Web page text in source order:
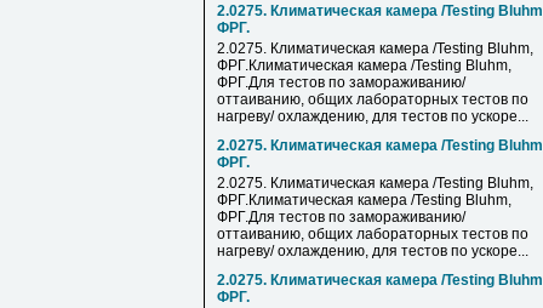
2.0275. Климатическая камера /Testing
ФРГ.
2.0275. Климатическая камера /Testing Bluhm,
ФРГ.Климатическая камера /Testing Bluhm,
ФРГ.Для тестов по замораживанию/
оттаиванию, общих лабораторных тестов по
нагреву/ охлаждению, для тестов по ускоре...
2.0275. Климатическая камера /Testing
ФРГ.
2.0275. Климатическая камера /Testing Bluhm,
ФРГ.Климатическая камера /Testing Bluhm,
ФРГ.Для тестов по замораживанию/
оттаиванию, общих лабораторных тестов по
нагреву/ охлаждению, для тестов по ускоре...
2.0275. Климатическая камера /Testing
ФРГ.